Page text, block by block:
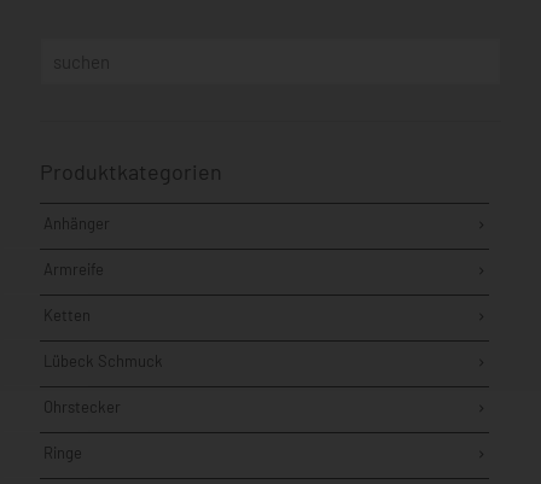
Produktkategorien
Anhänger
Armreife
Ketten
Lübeck Schmuck
Ohrstecker
Ringe